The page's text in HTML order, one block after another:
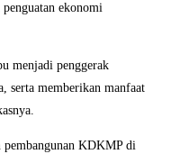
penguatan ekonomi
menjadi penggerak
serta memberikan manfaat
KDKMP di